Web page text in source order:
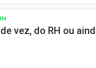
vez, do RH ou